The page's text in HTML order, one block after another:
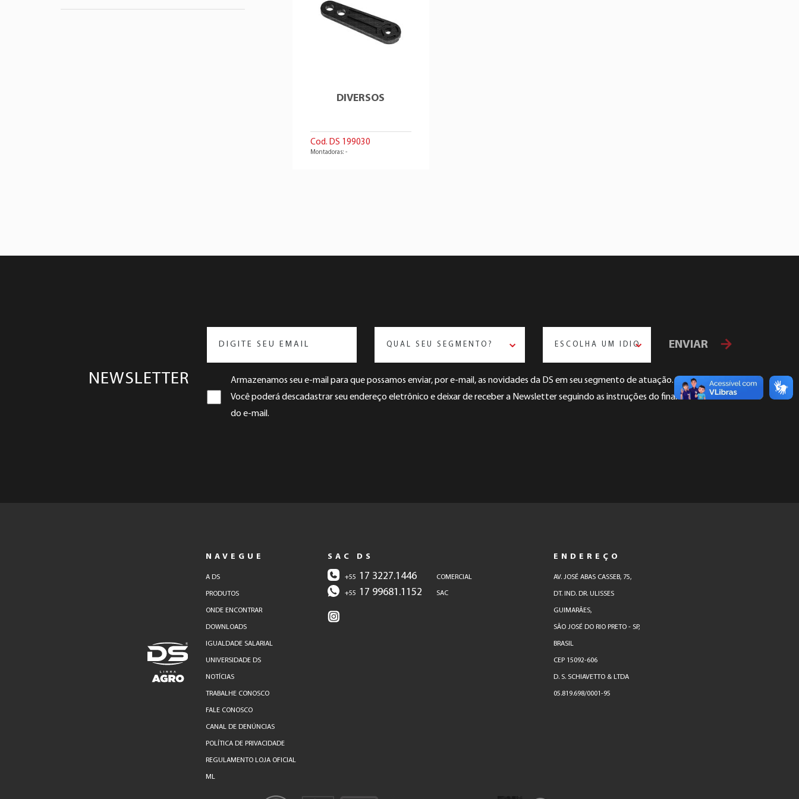
DIVERSOS
Cod. DS 199030
Montadoras: -
NEWSLETTER
QUAL SEU SEGMENTO? ESCOLHA UM IDIOMA ENVIAR
Armazenamos seu e-mail para que possamos enviar, por e-mail, as novidades da DS em seu segmento de atuação.
Você poderá descadastrar seu endereço eletrônico e deixar de receber a Newsletter seguindo as instruções do final
do e-mail.
NAVEGUE
A DS
PRODUTOS
ONDE ENCONTRAR
DOWNLOADS
IGUALDADE SALARIAL
UNIVERSIDADE DS
NOTÍCIAS
TRABALHE CONOSCO
FALE CONOSCO
CANAL DE DENÚNCIAS
POLÍTICA DE PRIVACIDADE
REGULAMENTO LOJA OFICIAL
ML
SAC DS
+55 17 3227.1446 COMERCIAL
+55 17 99681.1152 SAC
ENDEREÇO
AV. JOSÉ ABAS CASSEB, 75,
DT. IND. DR. ULISSES
GUIMARÃES,
SÃO JOSÉ DO RIO PRETO - SP,
BRASIL
CEP 15092-606
D. S. SCHIAVETTO & LTDA
05.819.698/0001-95